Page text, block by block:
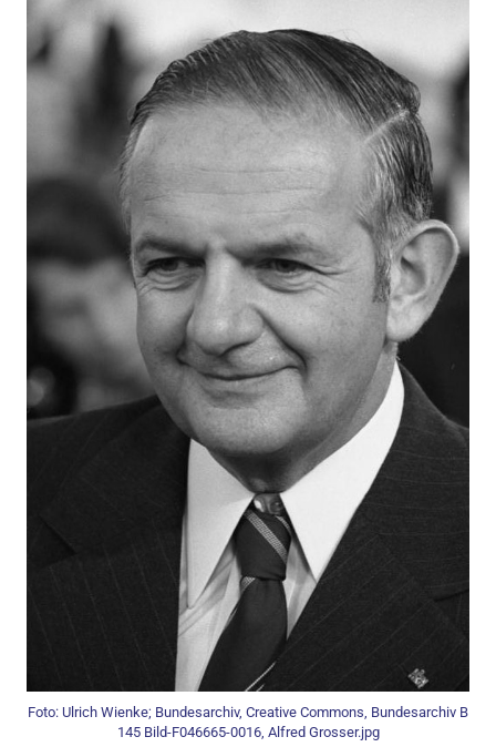
Foto: Ulrich Wienke; Bundesarchiv, Creative Commons, Bundesarchiv B
145 Bild-F046665-0016, Alfred Grosser.jpg